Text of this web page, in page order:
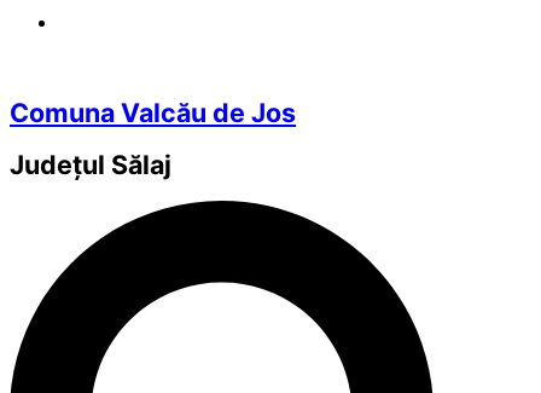
Comuna Valcău de Jos
Județul Sălaj